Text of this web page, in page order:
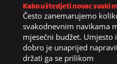
Kako uštedjeti novac svaki
Često zanemarujemo
svakodnevnim navikama
mjesečni budžet.
dobro je unaprijed
držati ga se prilikom